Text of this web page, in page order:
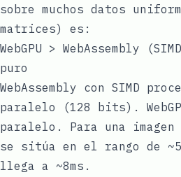
sobre muchos datos
matrices) es:
WebGPU > WebAssembly
puro
WebAssembly con SIMD
paralelo (128 bits).
paralelo. Para una imagen
se sitúa en el rango de
llega a ~8ms.